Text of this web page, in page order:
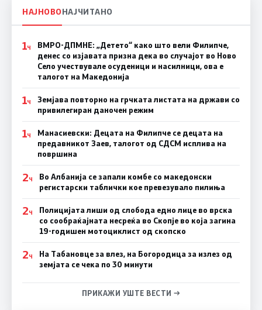
НАЈНОВОНАЈЧИТАНО
1Ч
ВМРО-ДПМНЕ: „Детето“ како што вели Филипче,
денес со изјавата призна дека во случајот во Ново
Село учествувале осуденици и насилници, ова е
талогот на Македонија
1Ч
Земјава повторно на грчката листата на држави со
привилегиран даночен режим
1Ч
Манасиевски: Децата на Филипче се децата на
предавникот Заев, талогот од СДСМ исплива на
површина
2Ч
Во Албанија се запали комбе со македонски
регистарски таблички кое превезувало пилиња
2Ч
Полицијата лиши од слобода едно лице во врска
со сообраќајната несреќа во Скопје во која загина
19-годишен мотоциклист од скопско
2Ч
На Табановце за влез, на Богородица за излез од
земјата се чека по 30 минути
ПРИКАЖИ УШТЕ ВЕСТИ →